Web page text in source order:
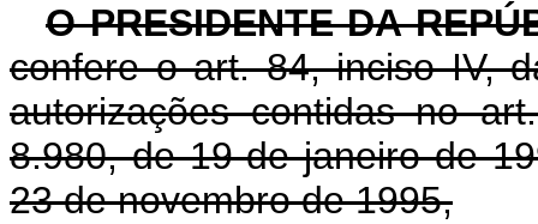
O PRESIDENTE DA
confere o art. 84, inciso IV,
autorizações contidas no
8.980, de 19 de janeiro de
23 de novembro de 1995,